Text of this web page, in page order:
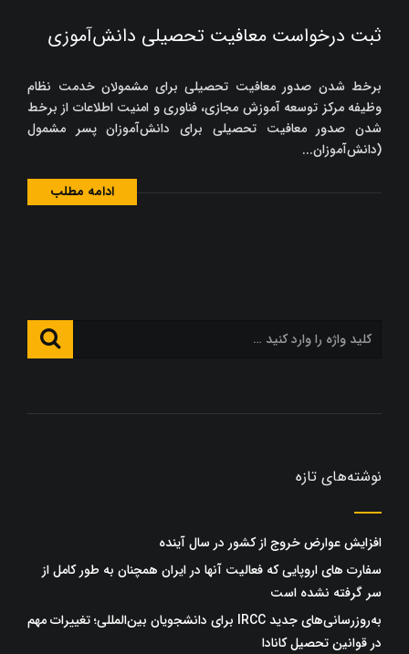
ثبت درخواست معافیت تحصیلی دانش‌آموزی
برخط شدن صدور معافیت تحصیلی برای مشمولان خدمت نظام
وظیفه مرکز توسعه آموزش مجازی، فناوری و امنیت اطلاعات از برخط
شدن صدور معافیت تحصیلی برای دانش‌آموزان پسر مشمول
(دانش‌آموزان...
ادامه مطلب
نوشته‌های تازه
افزایش عوارض خروج از کشور در سال آینده
سفارت های اروپایی که فعالیت آنها در ایران همچنان به طور کامل از
سر گرفته نشده است
به‌روزرسانی‌های جدید IRCC برای دانشجویان بین‌المللی؛ تغییرات مهم
در قوانین تحصیل کانادا